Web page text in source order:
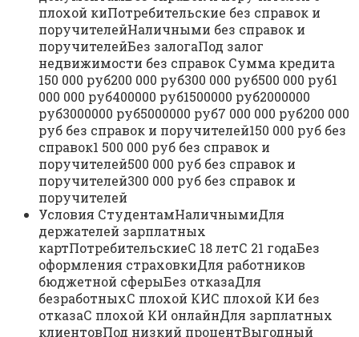
плохой киПотребительские без справок и
поручителейНаличными без справок и
поручителейБез залогаПод залог
недвижимости без справок Сумма кредита
150 000 руб200 000 руб300 000 руб500 000 руб1
000 000 руб400000 руб1500000 руб2000000
руб3000000 руб5000000 руб7 000 000 руб200 000
руб без справок и поручителей150 000 руб без
справок1 500 000 руб без справок и
поручителей500 000 руб без справок и
поручителей300 000 руб без справок и
поручителей
Условия СтудентамНаличнымиДля
держателей зарплатных
картПотребительскиеС 18 летС 21 годаБез
оформления страховкиДля работников
бюджетной сферыБез отказаДля
безработныхС плохой КИС плохой КИ без
отказаС плохой КИ онлайнДля зарплатных
клиентовПод низкий процентВыгодный